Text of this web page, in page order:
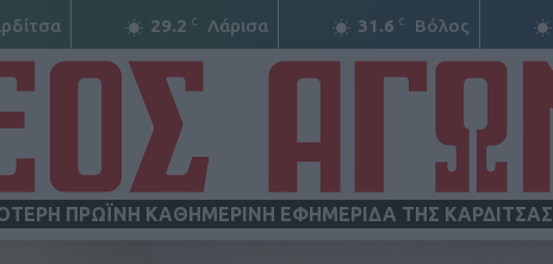
29.2 C Λάρισα 31.6 C Βόλος
ΠΡΩΪΝΗ ΚΑΘΗΜΕΡΙΝΗ ΕΦΗΜΕΡΙΔΑ ΤΗΣ ΚΑΡΔΙΤΣΑΣ